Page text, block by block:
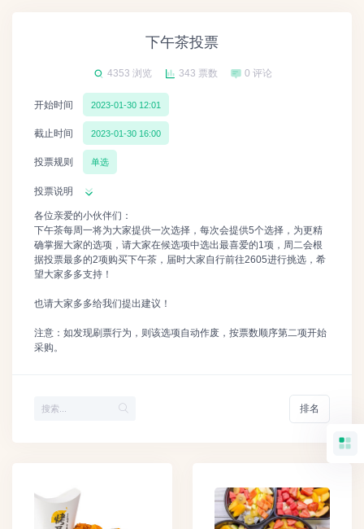
下午茶投票
4353 浏览 343 票数 0 评论
开始时间 2023-01-30 12:01
截止时间 2023-01-30 16:00
投票规则 单选
投票说明
各位亲爱的小伙伴们：
下午茶每周一将为大家提供一次选择，每次会提供5个选择，为更精
确掌握大家的选项，请大家在候选项中选出最喜爱的1项，周二会根
据投票最多的2项购买下午茶，届时大家自行前往2605进行挑选，希
望大家多多支持！
也请大家多多给我们提出建议！
注意：如发现刷票行为，则该选项自动作废，按票数顺序第二项开始
采购。
排名